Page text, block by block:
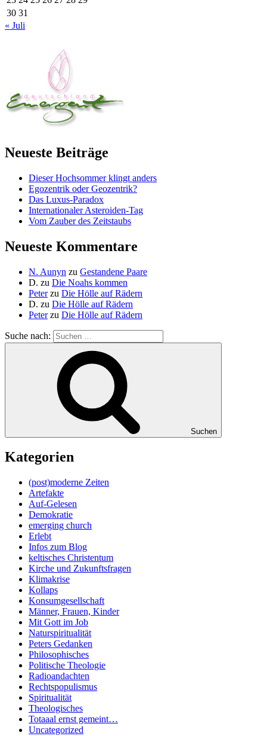
30 31
« Juli
Neueste Beiträge
Dieser Hochsommer klingt anders
Egozentrik oder Geozentrik?
Das Luxus-Paradox
Internationaler Asteroiden-Tag
Vom Zauber des Zeitstaubs
Neueste Kommentare
N. Aunyn zu Gestandene Paare
D. zu Die Noahs kommen
Peterzu Die Hölle auf Rädern
D. zu Die Hölle auf Rädern
Peterzu Die Hölle auf Rädern
Suche nach:
Suchen
Kategorien
(post)moderne Zeiten
Artefakte
Auf-Gelesen
Demokratie
emerging church
Erlebt
Infos zum Blog
keltisches Christentum
Kirche und Zukunftsfragen
Klimakrise
Kollaps
Konsumgesellschaft
Männer, Frauen, Kinder
Mit Gott im Job
Naturspiritualität
Peters Gedanken
Philosophisches
Politische Theologie
Radioandachten
Rechtspopulismus
Spiritualität
Theologisches
Totaaal ernst gemeint…
Uncategorized